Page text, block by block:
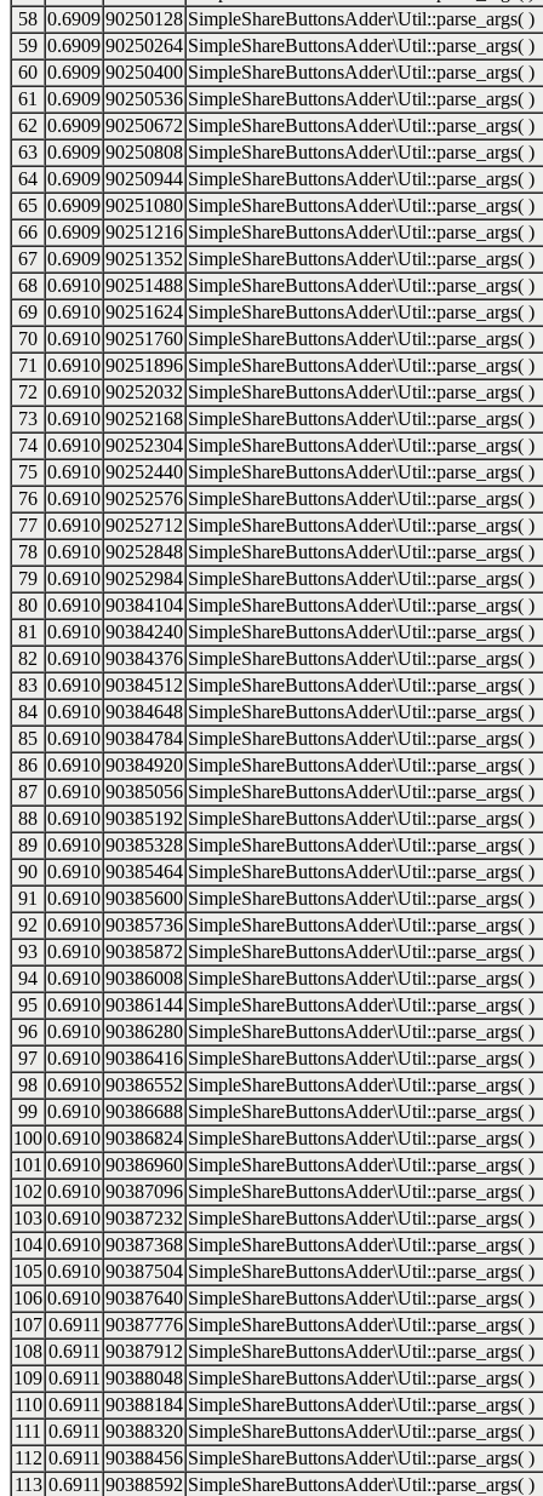
58 0.6909 90250128 SimpleShareButtonsAdder\Util::parse_args( )
59 0.6909 90250264 SimpleShareButtonsAdder\Util::parse_args( )
60 0.6909 90250400 SimpleShareButtonsAdder\Util::parse_args( )
61
0.6909 90250536 SimpleShareButtonsAdder\Util::parse_args( )
62 0.6909 90250672 SimpleShareButtonsAdder\Util::parse_args( )
63 0.6909 90250808 SimpleShareButtonsAdder\Util::parse_args( )
64 0.6909 90250944 SimpleShareButtonsAdder\Util::parse_args( )
65 0.6909 90251080 SimpleShareButtonsAdder\Util::parse_args( )
66 0.6909 90251216 SimpleShareButtonsAdder\Util::parse_args( )
67 0.6909 90251352 SimpleShareButtonsAdder\Util::parse_args( )
68 0.6910 90251488 SimpleShareButtonsAdder\Util::parse_args( )
69 0.6910 90251624 SimpleShareButtonsAdder\Util::parse_args( )
70 0.6910 90251760 SimpleShareButtonsAdder\Util::parse_args( )
71
0.6910 90251896 SimpleShareButtonsAdder\Util::parse_args( )
72 0.6910 90252032 SimpleShareButtonsAdder\Util::parse_args( )
73 0.6910 90252168 SimpleShareButtonsAdder\Util::parse_args( )
74 0.6910 90252304 SimpleShareButtonsAdder\Util::parse_args( )
75 0.6910 90252440 SimpleShareButtonsAdder\Util::parse_args( )
76 0.6910 90252576 SimpleShareButtonsAdder\Util::parse_args( )
77 0.6910 90252712 SimpleShareButtonsAdder\Util::parse_args( )
78 0.6910 90252848 SimpleShareButtonsAdder\Util::parse_args( )
79 0.6910 90252984 SimpleShareButtonsAdder\Util::parse_args( )
80 0.6910 90384104 SimpleShareButtonsAdder\Util::parse_args( )
81
0.6910 90384240 SimpleShareButtonsAdder\Util::parse_args( )
82 0.6910 90384376 SimpleShareButtonsAdder\Util::parse_args( )
83 0.6910 90384512 SimpleShareButtonsAdder\Util::parse_args( )
84 0.6910 90384648 SimpleShareButtonsAdder\Util::parse_args( )
85 0.6910 90384784 SimpleShareButtonsAdder\Util::parse_args( )
86 0.6910 90384920 SimpleShareButtonsAdder\Util::parse_args( )
87 0.6910 90385056 SimpleShareButtonsAdder\Util::parse_args( )
88 0.6910 90385192 SimpleShareButtonsAdder\Util::parse_args( )
89 0.6910 90385328 SimpleShareButtonsAdder\Util::parse_args( )
90 0.6910 90385464 SimpleShareButtonsAdder\Util::parse_args( )
91
0.6910 90385600 SimpleShareButtonsAdder\Util::parse_args( )
92 0.6910 90385736 SimpleShareButtonsAdder\Util::parse_args( )
93 0.6910 90385872 SimpleShareButtonsAdder\Util::parse_args( )
94 0.6910 90386008 SimpleShareButtonsAdder\Util::parse_args( )
95 0.6910 90386144 SimpleShareButtonsAdder\Util::parse_args( )
96 0.6910 90386280 SimpleShareButtonsAdder\Util::parse_args( )
97 0.6910 90386416 SimpleShareButtonsAdder\Util::parse_args( )
98 0.6910 90386552 SimpleShareButtonsAdder\Util::parse_args( )
99 0.6910 90386688 SimpleShareButtonsAdder\Util::parse_args( )
100 0.6910 90386824 SimpleShareButtonsAdder\Util::parse_args( )
101 0.6910 90386960 SimpleShareButtonsAdder\Util::parse_args( )
102 0.6910 90387096 SimpleShareButtonsAdder\Util::parse_args( )
103 0.6910 90387232 SimpleShareButtonsAdder\Util::parse_args( )
104 0.6910 90387368 SimpleShareButtonsAdder\Util::parse_args( )
105 0.6910 90387504 SimpleShareButtonsAdder\Util::parse_args( )
106 0.6910 90387640 SimpleShareButtonsAdder\Util::parse_args( )
107 0.6911 90387776 SimpleShareButtonsAdder\Util::parse_args( )
108 0.6911 90387912 SimpleShareButtonsAdder\Util::parse_args( )
109 0.6911 90388048 SimpleShareButtonsAdder\Util::parse_args( )
110 0.6911 90388184 SimpleShareButtonsAdder\Util::parse_args( )
111 0.6911 90388320 SimpleShareButtonsAdder\Util::parse_args( )
112 0.6911 90388456 SimpleShareButtonsAdder\Util::parse_args( )
113 0.6911 90388592 SimpleShareButtonsAdder\Util::parse_args( )